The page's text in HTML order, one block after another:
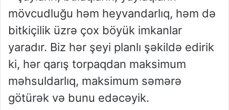
mövcudluğu həm heyvandarlıq, həm də
bitkiçilik üzrə çox böyük imkanlar
yaradır. Biz hər şeyi planlı şəkildə edirik
ki, hər qarış torpaqdan maksimum
məhsuldarlıq, maksimum səmərə
götürək və bunu edəcəyik.